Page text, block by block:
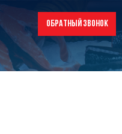
ОБРАТНЫЙ ЗВОНОК